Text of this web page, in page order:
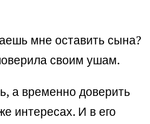
мне оставить сына?
своим ушам.
а временно доверить
интересах. И в его